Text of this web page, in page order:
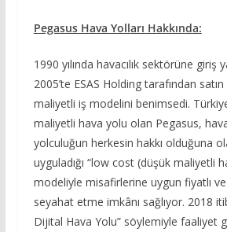
Pegasus Hava Yolları Hakkında:
1990 yılında havacılık sektörüne giriş
2005’te ESAS Holding tarafından
maliyetli iş modelini benimsedi.
maliyetli hava yolu olan Pegasus,
yolculuğun herkesin hakkı olduğuna
uyguladığı “low cost (düşük maliyetli
modeliyle misafirlerine uygun fiyatlı
seyahat etme imkânı sağlıyor. 2018
Dijital Hava Yolu” söylemiyle faaliyet